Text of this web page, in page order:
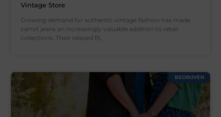
Vintage Store
Growing demand for authentic vintage fashion has made
carrot jeans an increasingly valuable addition to retail
collections. Their relaxed fit,
BEDRIJVEN